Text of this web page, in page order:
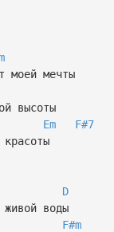
мечты
высоты
Em
F#7
D
воды
F#m